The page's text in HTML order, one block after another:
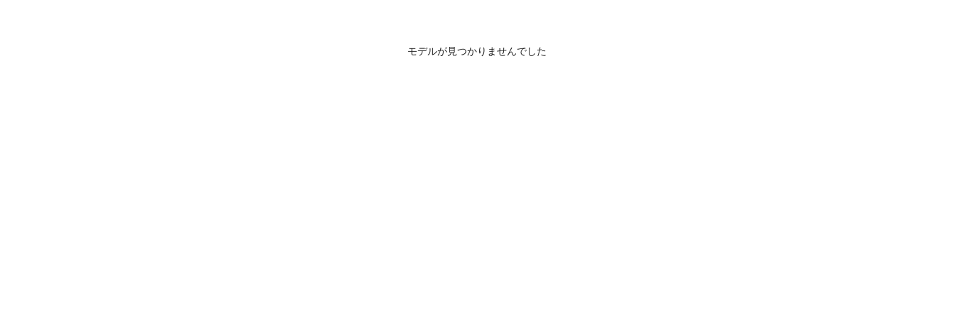
モデルが見つかりませんでした